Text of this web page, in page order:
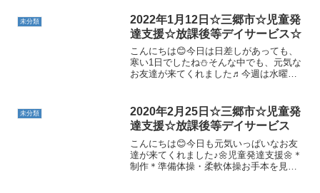
未分類
2022年1月12日☆三郷市☆児童発
達支援☆放課後等デイサービス☆
こんにちは😊今日は日差しがあっても、
寒い1日でしたね⛄そんな中でも、元気な
お友達が来てくれました♬今週は水曜日
ーキット☆魔法のじゅうたん☀放課後等
デイサービス☀☆準備体...
未分類
2020年2月25日☆三郷市☆児童発
達支援☆放課後等デイサービス
こんにちは😊今日も元気いっぱいなお友
達が来てくれました♪🌼児童発達支援🌼＊
制作＊準備体操・柔軟体操お手本を見て